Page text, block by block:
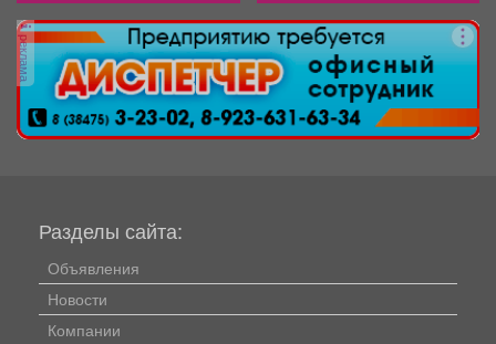
реклама
Разделы сайта:
Объявления
Новости
Компании